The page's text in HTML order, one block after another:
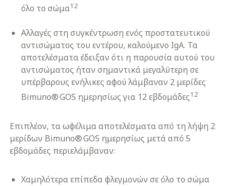
όλο το σώμα12
Αλλαγές στη συγκέντρωση ενός προστατευτικού
αντισώματος του εντέρου, καλούμενο IgA. Τα
αποτελέσματα έδειξαν ότι η παρουσία αυτού του
αντισώματος ήταν σημαντικά μεγαλύτερη σε
υπέρβαρους ενήλικες αφού λάμβαναν 2 μερίδες
Bimuno® GOS ημερησίως για 12 εβδομάδες12
Επιπλέον, τα ωφέλιμα αποτελέσματα από τη λήψη 2
μερίδων Bimuno® GOS ημερησίως μετά από 5
εβδομάδες περιελάμβαναν:
Χαμηλότερα επίπεδα φλεγμονών σε όλο το σώμα